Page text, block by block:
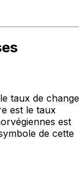
taux de change
est le taux
est
de cette